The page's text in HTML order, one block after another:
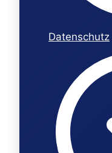
Datenschutz